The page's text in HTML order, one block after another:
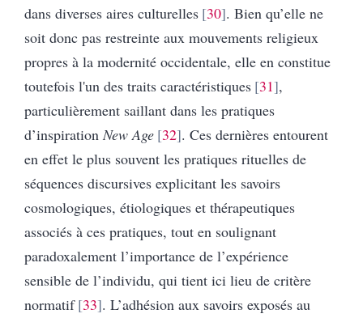
dans diverses aires culturelles 30 . Bien qu’elle ne
soit donc pas restreinte aux mouvements religieux
propres à la modernité occidentale, elle en constitue
toutefois l'un des traits caractéristiques 31 ,
particulièrement saillant dans les pratiques
d’inspirationNew Age 32 . Ces dernières entourent
en effet le plus souvent les pratiques rituelles de
séquences discursives explicitant les savoirs
cosmologiques, étiologiques et thérapeutiques
associés à ces pratiques, tout en soulignant
paradoxalement l’importance de l’expérience
sensible de l’individu, qui tient ici lieu de critère
normatif 33 . L’adhésion aux savoirs exposés au